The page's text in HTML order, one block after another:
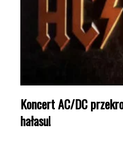
Koncert AC/DC
hałasu!